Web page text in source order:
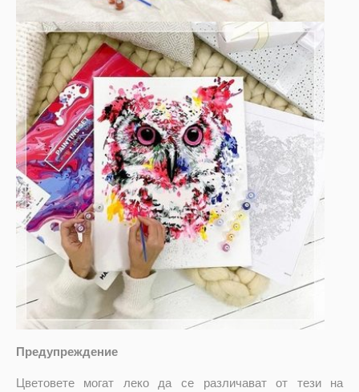
Предупреждение
Цветовете могат леко да се различават от тези на